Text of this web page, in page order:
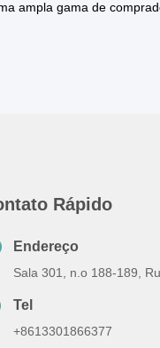
ampla gama de
Rápido
Endereço
Sala 301, n.o 188-189,
Tel
+8613301866377